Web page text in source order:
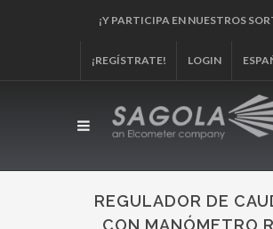
¡Y PARTICIPA EN NUESTROS
¡REGÍSTRATE! LOGIN
REGULADOR DE
CON MANÓMETRO